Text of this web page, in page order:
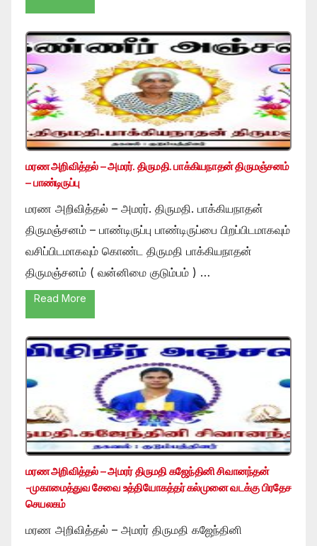
மரண அறிவித்தல் – அமரர். திருமதி. பாக்கியநாதன் திருமஞ்சனம்
– பாண்டிருப்பு
மரண அறிவித்தல் – அமரர். திருமதி. பாக்கியநாதன்
திருமஞ்சனம் – பாண்டிருப்பு பாண்டிருப்பை பிறப்பிடமாகவும்
வசிப்பிடமாகவும் கொண்ட திருமதி பாக்கியநாதன்
திருமஞ்சனம் ( வன்னிமை குடும்பம் ) …
Read More
மரண அறிவித்தல் – அமரர் திருமதி கஜேந்தினி சிவானந்தன்
-முகாமைத்துவ சேவை உத்தியோகத்தர் கல்முனை வடக்கு பிரதேச
செயலகம்
மரண அறிவித்தல் – அமரர் திருமதி கஜேந்தினி